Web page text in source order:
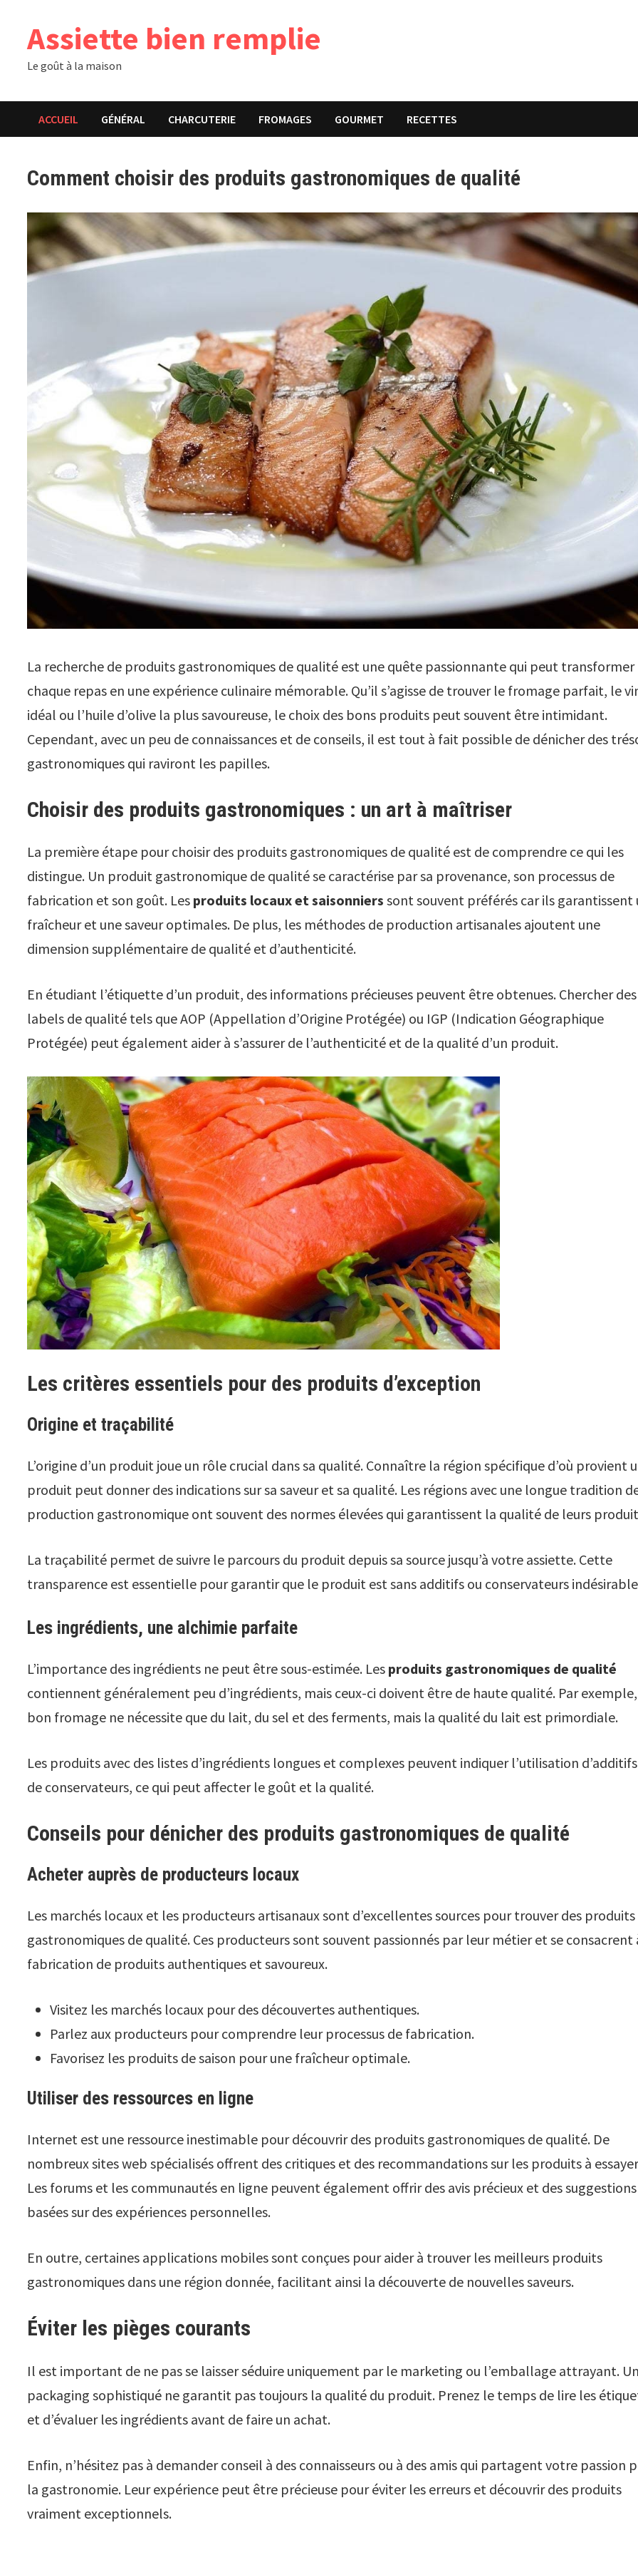
contenuAssiette bien remplie
Le goût à la maison
ACCUEIL GÉNÉRAL CHARCUTERIE FROMAGES GOURMET RECETTES
Comment choisir des produits gastronomiques de qualité
La recherche de produits gastronomiques de qualité est une quête passionnante qui peut transformer
chaque repas en une expérience culinaire mémorable. Qu’il s’agisse de trouver le fromage parfait, le
idéal ou l’huile d’olive la plus savoureuse, le choix des bons produits peut souvent être intimidant.
Cependant, avec un peu de connaissances et de conseils, il est tout à fait possible de dénicher des
gastronomiques qui raviront les papilles.
Choisir des produits gastronomiques : un art à maîtriser
La première étape pour choisir des produits gastronomiques de qualité est de comprendre ce qui les
distingue. Un produit gastronomique de qualité se caractérise par sa provenance, son processus de
fabrication et son goût. Les produits locaux et saisonniers sont souvent préférés car ils garantissent
fraîcheur et une saveur optimales. De plus, les méthodes de production artisanales ajoutent une
dimension supplémentaire de qualité et d’authenticité.
En étudiant l’étiquette d’un produit, des informations précieuses peuvent être obtenues. Chercher des
labels de qualité tels que AOP (Appellation d’Origine Protégée) ou IGP (Indication Géographique
Protégée) peut également aider à s’assurer de l’authenticité et de la qualité d’un produit.
Les critères essentiels pour des produits d’exception
Origine et traçabilité
L’origine d’un produit joue un rôle crucial dans sa qualité. Connaître la région spécifique d’où provient
produit peut donner des indications sur sa saveur et sa qualité. Les régions avec une longue tradition
production gastronomique ont souvent des normes élevées qui garantissent la qualité de leurs
La traçabilité permet de suivre le parcours du produit depuis sa source jusqu’à votre assiette. Cette
transparence est essentielle pour garantir que le produit est sans additifs ou conservateurs
Les ingrédients, une alchimie parfaite
L’importance des ingrédients ne peut être sous-estimée. Les produits gastronomiques de qualité
contiennent généralement peu d’ingrédients, mais ceux-ci doivent être de haute qualité. Par
bon fromage ne nécessite que du lait, du sel et des ferments, mais la qualité du lait est primordiale.
Les produits avec des listes d’ingrédients longues et complexes peuvent indiquer l’utilisation
de conservateurs, ce qui peut affecter le goût et la qualité.
Conseils pour dénicher des produits gastronomiques de qualité
Acheter auprès de producteurs locaux
Les marchés locaux et les producteurs artisanaux sont d’excellentes sources pour trouver des produits
gastronomiques de qualité. Ces producteurs sont souvent passionnés par leur métier et se consacrent
fabrication de produits authentiques et savoureux.
Visitez les marchés locaux pour des découvertes authentiques.
Parlez aux producteurs pour comprendre leur processus de fabrication.
Favorisez les produits de saison pour une fraîcheur optimale.
Utiliser des ressources en ligne
Internet est une ressource inestimable pour découvrir des produits gastronomiques de qualité. De
nombreux sites web spécialisés offrent des critiques et des recommandations sur les produits à
Les forums et les communautés en ligne peuvent également offrir des avis précieux et des suggestions
basées sur des expériences personnelles.
En outre, certaines applications mobiles sont conçues pour aider à trouver les meilleurs produits
gastronomiques dans une région donnée, facilitant ainsi la découverte de nouvelles saveurs.
Éviter les pièges courants
Il est important de ne pas se laisser séduire uniquement par le marketing ou l’emballage attrayant. Un
packaging sophistiqué ne garantit pas toujours la qualité du produit. Prenez le temps de lire les
et d’évaluer les ingrédients avant de faire un achat.
Enfin, n’hésitez pas à demander conseil à des connaisseurs ou à des amis qui partagent votre passion
la gastronomie. Leur expérience peut être précieuse pour éviter les erreurs et découvrir des produits
vraiment exceptionnels.